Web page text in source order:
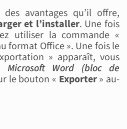
avantages qu’il offre,
et l’installer. Une fois
utiliser la commande «
format Office ». Une fois le
» apparaît, vous
Microsoft Word (bloc de
le bouton « Exporter» au-